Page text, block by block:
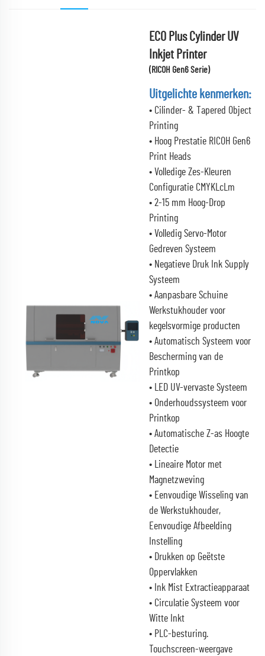
ECO Plus Cylinder UV
Inkjet Printer
(RICOH Gen6 Serie)
Uitgelichte kenmerken:
• Cilinder- & Tapered Object
Printing
• Hoog Prestatie RICOH Gen6
Print Heads
• Volledige Zes-Kleuren
Configuratie CMYKLcLm
• 2-15 mm Hoog-Drop
Printing
• Volledig Servo-Motor
Gedreven Systeem
• Negatieve Druk Ink Supply
Systeem
• Aanpasbare Schuine
Werkstukhouder voor
kegelsvormige producten
• Automatisch Systeem voor
Bescherming van de
Printkop
• LED UV-vervaste Systeem
• Onderhoudssysteem voor
Printkop
• Automatische Z-as Hoogte
Detectie
• Lineaire Motor met
Magnetzweving
• Eenvoudige Wisseling van
de Werkstukhouder,
Eenvoudige Afbeelding
Instelling
• Drukken op Geëtste
Oppervlakken
• Ink Mist Extractieapparaat
• Circulatie Systeem voor
Witte Inkt
• PLC-besturing.
Touchscreen-weergave